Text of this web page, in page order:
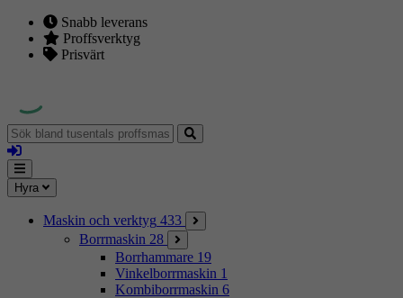
Snabb leverans
Proffsverktyg
Prisvärt
Sök
bland
tusentals
proffsmaskiner
Logga
in
Mina
sidor
Meny
Hyra
Maskin och verktyg 433
Borrmaskin 28
Borrhammare 19
Vinkelborrmaskin 1
Kombiborrmaskin 6